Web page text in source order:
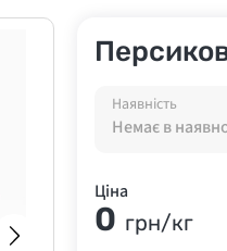
Наявність
Немає в
Ціна
0 грн/кг